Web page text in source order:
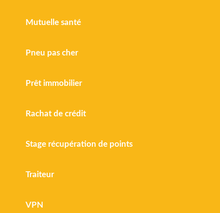
Mutuelle santé
Pneu pas cher
Prêt immobilier
Rachat de crédit
Stage récupération de points
Traiteur
VPN